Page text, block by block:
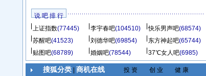
说 吧 排 行
上证指数(77445) 李宇春吧(104510) 快乐男声吧(68574)
苏醒吧(41523) 刘德华吧(69854) 东方神起吧(65744)
贴图吧(68789) 婚姻吧(78544) 37℃女人吧(6985)
搜狐分类| 商机在线 投 资 创 业 健 康